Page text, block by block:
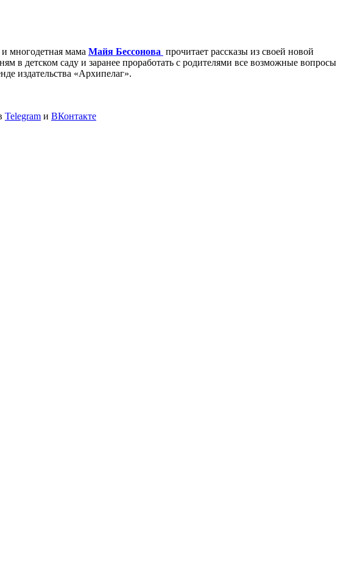
многодетная мама Майя Бессонова прочитает рассказы из своей новой
в детском саду и заранее проработать с родителями все возможные вопросы
издательства «Архипелаг».
Telegram и ВКонтакте